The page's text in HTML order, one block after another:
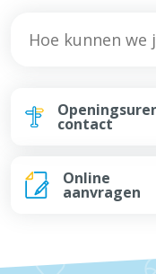
contact
Online
aanvragen